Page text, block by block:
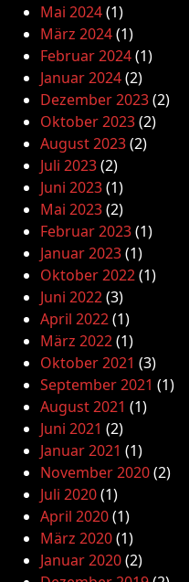
Mai 2024(1)
März 2024(1)
Februar 2024(1)
Januar 2024(2)
Dezember 2023(2)
Oktober 2023(2)
August 2023(2)
Juli 2023(2)
Juni 2023(1)
Mai 2023(2)
Februar 2023(1)
Januar 2023(1)
Oktober 2022(1)
Juni 2022(3)
April 2022(1)
März 2022(1)
Oktober 2021 (3)
September 2021 (1)
August 2021 (1)
Juni 2021 (2)
Januar 2021 (1)
November 2020(2)
Juli 2020(1)
April 2020(1)
März 2020(1)
Januar 2020(2)